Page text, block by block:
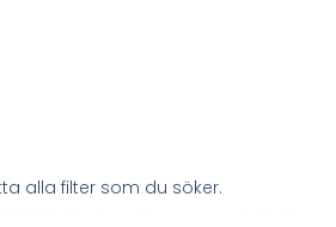
alla filter som du söker.